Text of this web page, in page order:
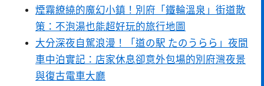
煙霧繚繞的魔幻小鎮！別府「鐵輪溫泉」街道散
策：不泡湯也能超好玩的旅行地圖
大分深夜自駕浪漫！「道の駅 たのうらら」夜間
車中泊實記：店家休息卻意外包場的別府灣夜景
與復古電車大廳